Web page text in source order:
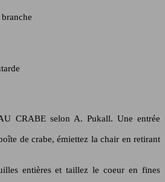
CRABE selon A. Pukall. Une entrée
de crabe, émiettez la chair en retirant
entières et taillez le coeur en fines